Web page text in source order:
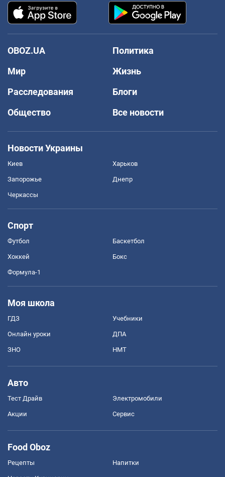
OBOZ.UA
Политика
Мир
Жизнь
Расследования
Блоги
Общество
Все новости
Новости Украины
Киев Харьков
Запорожье Днепр
Черкассы
Спорт
Футбол Баскетбол
Хоккей Бокс
Формула-1
Моя школа
ГДЗ Учебники
Онлайн уроки ДПА
ЗНО НМТ
Авто
Тест Драйв Электромобили
Акции Сервис
Food Oboz
Рецепты Напитки